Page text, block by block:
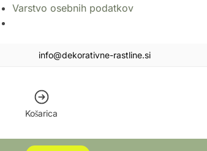
Varstvo osebnih podatkov
info@dekorativne-rastline.si
Košarica